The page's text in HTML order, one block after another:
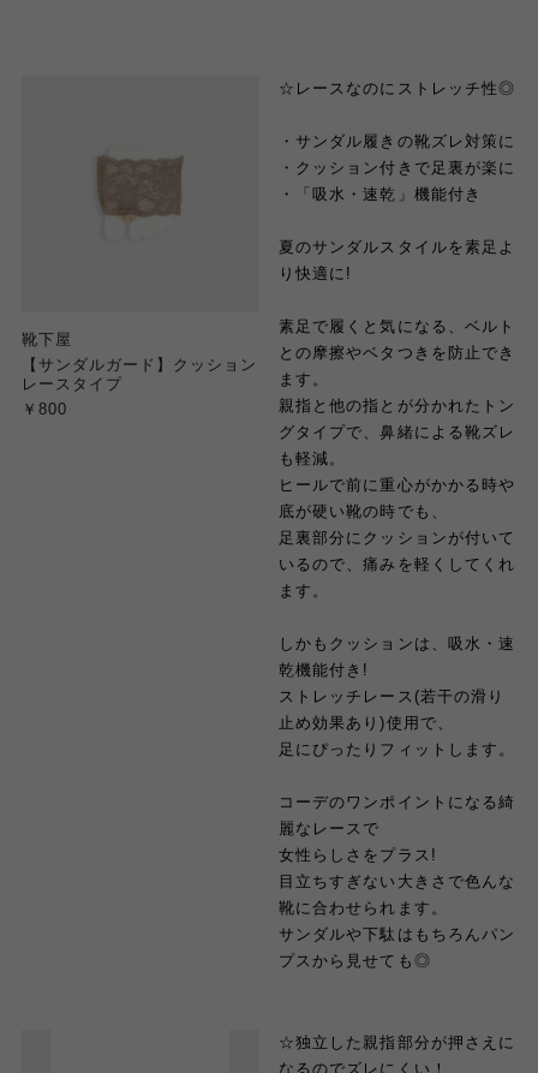
靴下屋
【サンダルガード】クッション
レースタイプ
￥800
☆レースなのにストレッチ性◎
・サンダル履きの靴ズレ対策に
・クッション付きで足裏が楽に
・「吸水・速乾」機能付き
夏のサンダルスタイルを素足よ
り快適に!
素足で履くと気になる、ベルト
との摩擦やベタつきを防止でき
ます。
親指と他の指とが分かれたトン
グタイプで、鼻緒による靴ズレ
も軽減。
ヒールで前に重心がかかる時や
底が硬い靴の時でも、
足裏部分にクッションが付いて
いるので、痛みを軽くしてくれ
ます。
しかもクッションは、吸水・速
乾機能付き!
ストレッチレース(若干の滑り
止め効果あり)使用で、
足にぴったりフィットします。
コーデのワンポイントになる綺
麗なレースで
女性らしさをプラス!
目立ちすぎない大きさで色んな
靴に合わせられます。
サンダルや下駄はもちろんパン
プスから見せても◎
☆独立した親指部分が押さえに
なるのでズレにくい！